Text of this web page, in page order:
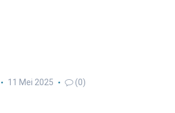
11 Mei 2025 (0)